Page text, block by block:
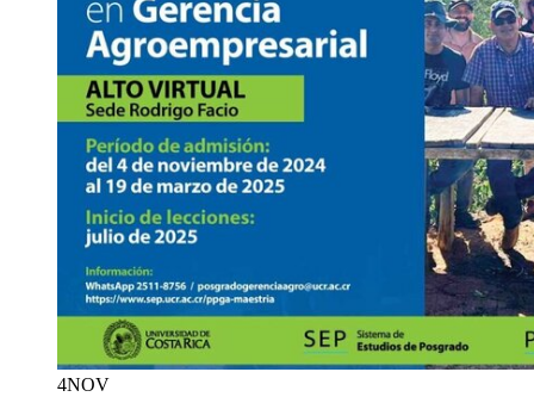
4NOV